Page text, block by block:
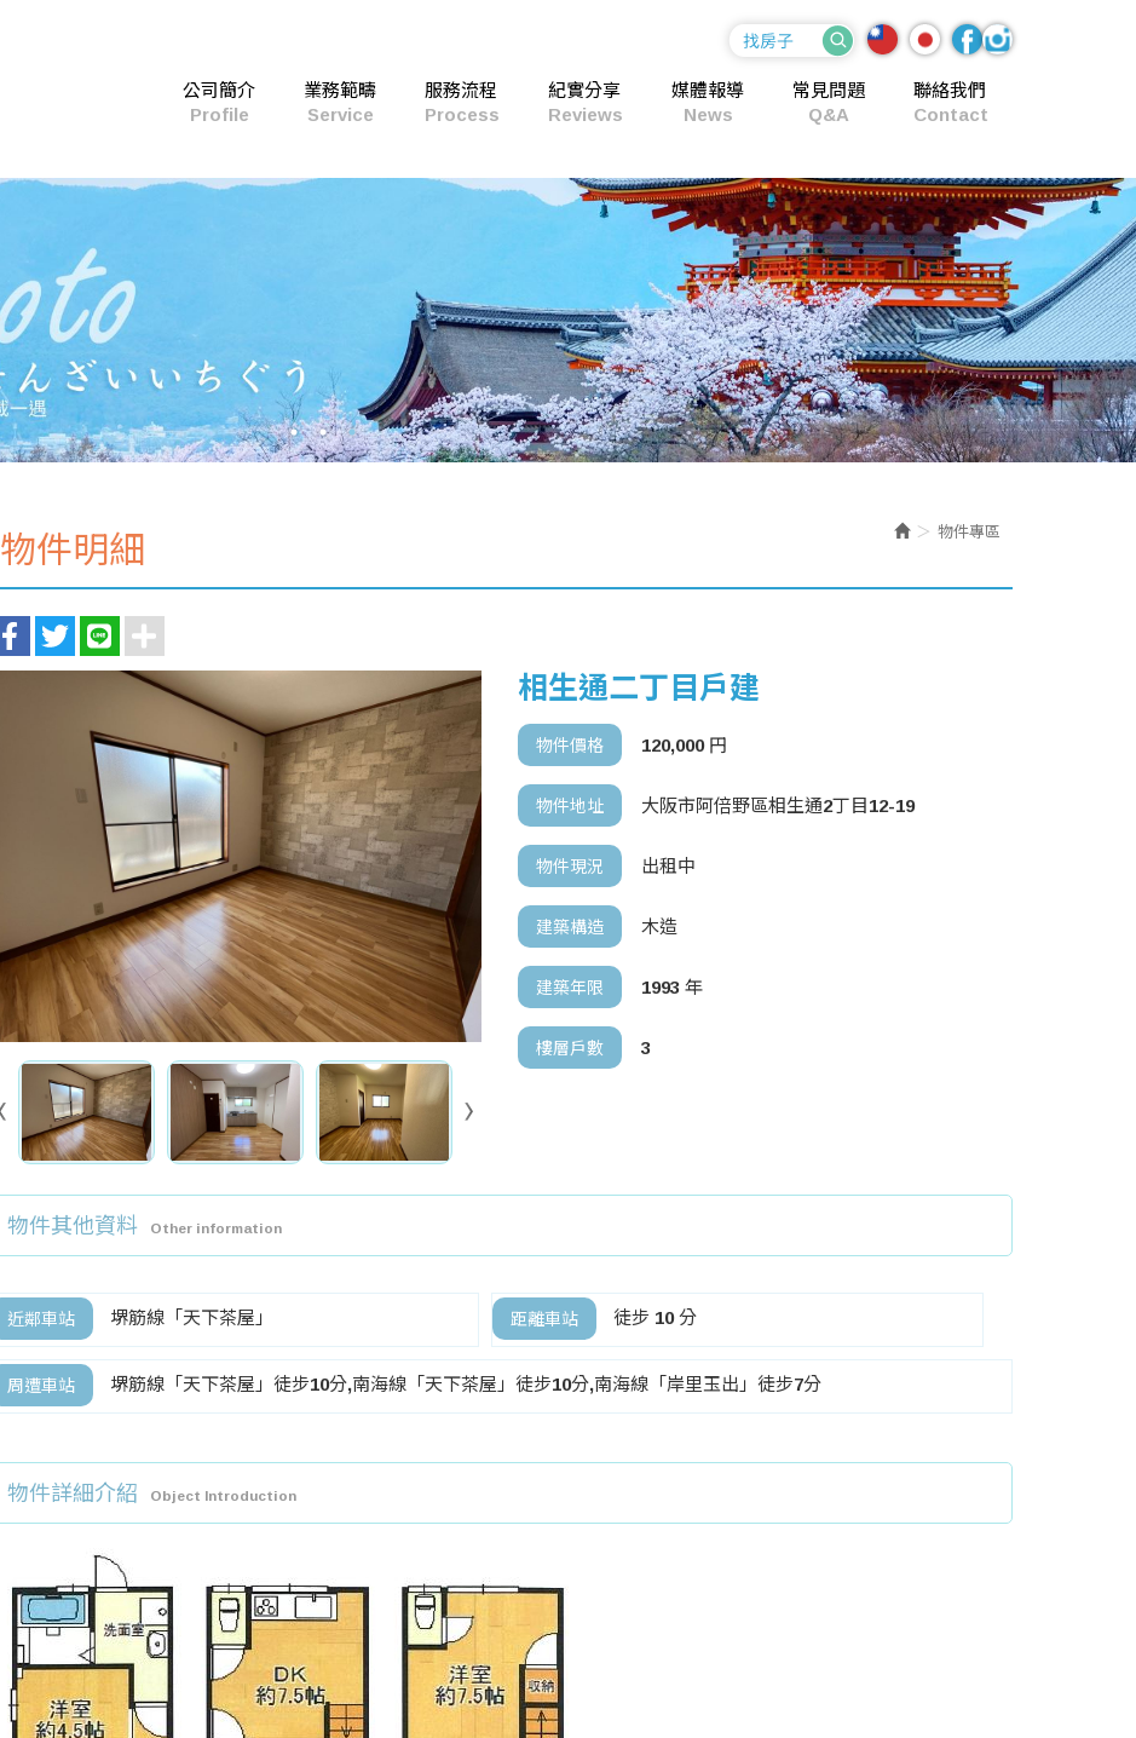
公司簡介
Profile
業務範疇
Service
服務流程
Process
紀實分享
Reviews
媒體報導
News
常見問題
Q&A
聯絡我們
Contact
物件專區
物件明細
相生通二丁目戶建
物件價格 120,000 円
物件地址 大阪市阿倍野區相生通2丁目12-19
物件現況 出租中
建築構造 木造
建築年限 1993 年
樓層戶數 3
物件其他資料 Other information
近鄰車站 堺筋線「天下茶屋」 距離車站 徒步 10 分
周遭車站 堺筋線「天下茶屋」徒步10分,南海線「天下茶屋」徒步10分,南海線「岸里玉出」徒步7分
物件詳細介紹 Object Introduction